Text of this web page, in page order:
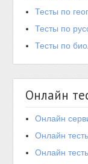
Тесты по
Тесты по
Тесты по
Онлайн
Онлайн
Онлайн
Онлайн